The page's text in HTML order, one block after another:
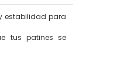
y estabilidad para
tus patines se